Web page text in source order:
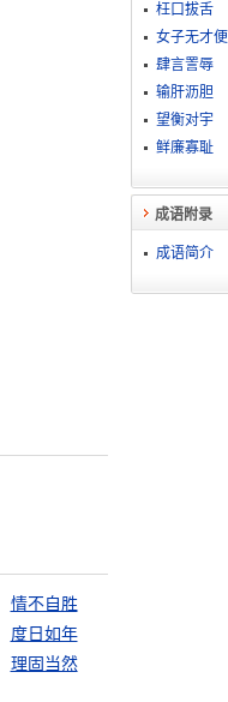
情不自胜
度日如年
理固当然
枉口拔舌
肆言詈辱
输肝沥胆
望衡对宇
鲜廉寡耻
成语附录
成语简介